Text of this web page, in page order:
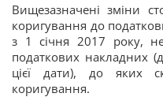
Вищезазначені зміни
коригування до
з 1 січня 2017 року,
податкових накладних
цієї дати), до яких
коригування.